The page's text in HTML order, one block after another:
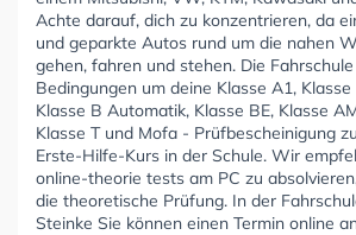
Achte darauf, dich zu konzentrieren, da
und geparkte Autos rund um die nahen
gehen, fahren und stehen. Die
Bedingungen um deine Klasse A1, Klasse
Klasse B Automatik, Klasse BE, Klasse
Klasse T und Mofa - Prüfbescheinigung
Erste-Hilfe-Kurs in der Schule. Wir
online-theorie tests am PC zu
die theoretische Prüfung. In der
Steinke Sie können einen Termin online